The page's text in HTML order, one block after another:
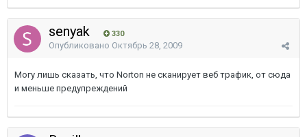
senyak 330
Опубликовано Октябрь 28, 2009
Могу лишь сказать, что Norton не сканирует веб трафик, от сюда
и меньше предупреждений